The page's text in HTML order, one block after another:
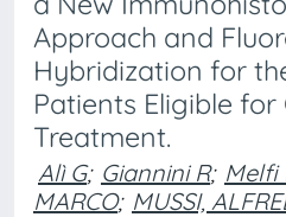
Approach and
Hybridization for
Patients Eligible for
Treatment.
Alì G; Giannini R; Melfi
MARCO; MUSSI,